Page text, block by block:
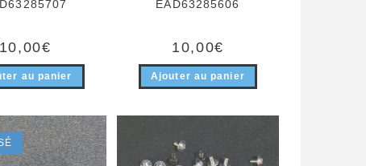
10,00€
au panier
EAD63285606
10,00€
Ajouter au panier